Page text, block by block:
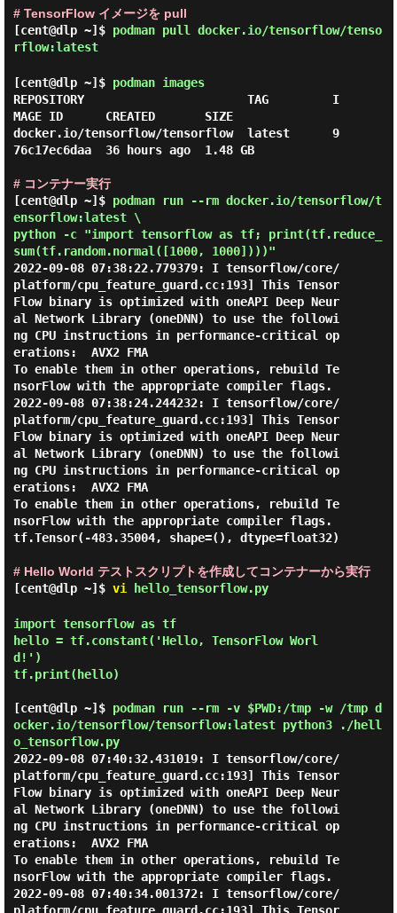
# TensorFlow イメージを pull
[cent@dlp ~]$ podman pull docker.io/tensorflow/tenso
rflow:latest
[cent@dlp ~]$ podman images
REPOSITORY                       TAG         I
MAGE ID      CREATED       SIZE
docker.io/tensorflow/tensorflow  latest      9
76c17ec6daa  36 hours ago  1.48 GB
# コンテナー実行
[cent@dlp ~]$ podman run --rm docker.io/tensorflow/t
ensorflow:latest \
python -c "import tensorflow as tf; print(tf.reduce_
sum(tf.random.normal([1000, 1000])))"
2022-09-08 07:38:22.779379: I tensorflow/core/
platform/cpu_feature_guard.cc:193] This Tensor
Flow binary is optimized with oneAPI Deep Neur
al Network Library (oneDNN) to use the followi
ng CPU instructions in performance-critical op
erations:  AVX2 FMA
To enable them in other operations, rebuild Te
nsorFlow with the appropriate compiler flags.
2022-09-08 07:38:24.244232: I tensorflow/core/
platform/cpu_feature_guard.cc:193] This Tensor
Flow binary is optimized with oneAPI Deep Neur
al Network Library (oneDNN) to use the followi
ng CPU instructions in performance-critical op
erations:  AVX2 FMA
To enable them in other operations, rebuild Te
nsorFlow with the appropriate compiler flags.
tf.Tensor(-483.35004, shape=(), dtype=float32)
# Hello World テストスクリプトを作成してコンテナーから実行
[cent@dlp ~]$ vi hello_tensorflow.py
import tensorflow as tf
hello = tf.constant('Hello, TensorFlow Worl
d!')
tf.print(hello)
[cent@dlp ~]$ podman run --rm -v $PWD:/tmp -w /tmp d
ocker.io/tensorflow/tensorflow:latest python3 ./hell
o_tensorflow.py
2022-09-08 07:40:32.431019: I tensorflow/core/
platform/cpu_feature_guard.cc:193] This Tensor
Flow binary is optimized with oneAPI Deep Neur
al Network Library (oneDNN) to use the followi
ng CPU instructions in performance-critical op
erations:  AVX2 FMA
To enable them in other operations, rebuild Te
nsorFlow with the appropriate compiler flags.
2022-09-08 07:40:34.001372: I tensorflow/core/